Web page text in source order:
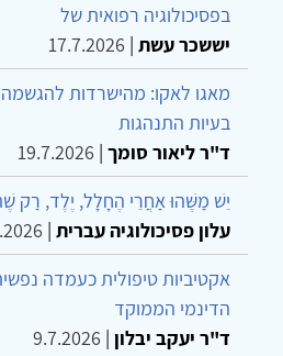
בפסיכולוגיה רפואית של
יששכר עשת |
17.7.2026
מאגו לאקו: מהישרדות להגשמה
בעיות התנהגות
ד"ר ליאור סומך |
19.7.2026
יֵשׁ מַשֶּׁהוּ אַחֲרֵי הֶחָלָל, יֶלֶד, רַק
עלון פסיכולוגיה עברית |
אקטיביות טיפולית כעמדה
הדינמי הממוקד
ד"ר יעקב יבלון |
9.7.2026